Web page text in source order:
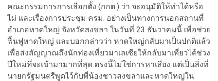
คณะกรรมการการเลือกตั้ง (กกต.) ว่า จะอนุมัติให้ทำได้หรือ
ไม่ และเรื่องการประชุม ครม. อย่างเป็นทางการนอกสถานที่
อำเภอหาดใหญ่ จังหวัดสงขลา ในวันที่ 23 ธันวาคมนี้ เพื่อช่วย
ฟื้นฟูหาดใหญ่ และบอกกล่าวว่า หาดใหญ่กลับมาเป็นปกติแล้ว
เพื่อส่งสัญญาณถึงนักท่องเที่ยวมาเลเซียให้กลับมาเที่ยวได้ช่วง
ปีใหม่ที่จะเข้ามามากที่สุด ตรงนี้ไม่ใช่การหาเสียง แต่เป็นสิ่งที่
นายกรัฐมนตรีพูดไว้กับพี่น้องชาวสงขลาและหาดใหญ่ใน